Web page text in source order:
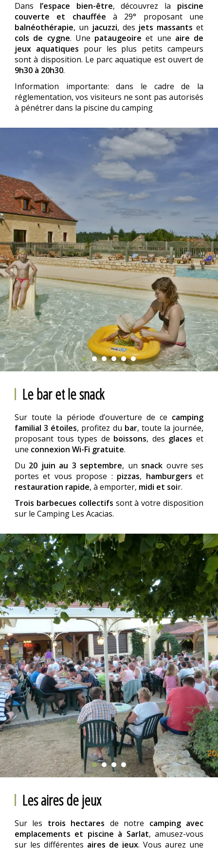
Dans l’espace bien-être, découvrez la piscine
couverte et chauffée à 29° proposant une
balnéothérapie, un jacuzzi, des jets massants et
cols de cygne. Une pataugeoireet une aire de
jeux aquatiques pour les plus petits campeurs
sont à disposition. Le parc aquatique est ouvert de
9h30 à 20h30.
Information importante: dans le cadre de la
réglementation, vos visiteurs ne sont pas autorisés
à pénétrer dans la piscine du camping
Le bar et le snack
Sur toute la période d’ouverture de ce camping
familial 3 étoiles, profitez du bar, toute la journée,
proposant tous types de boissons, des glaceset
une connexion Wi-Fi gratuite.
Du 20 juin au 3 septembre, un snack ouvre ses
portes et vous propose : pizzas, hamburgerset
restauration rapide, à emporter, midi et soir.
Trois barbecues collectifs sont à votre disposition
sur le Camping Les Acacias.
Les aires de jeux
Sur les trois hectares de notre camping avec
emplacements et piscine à Sarlat, amusez-vous
sur les différentes aires de jeux. Vous aurez une